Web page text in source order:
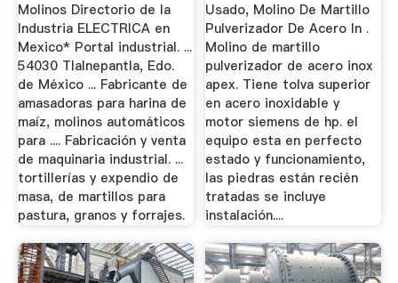
Molinos Directorio de la
Industria ELECTRICA en
Mexico* Portal industrial. ...
54030 Tlalnepantla, Edo.
de México ... Fabricante de
amasadoras para harina de
maíz, molinos automáticos
para .... Fabricación y venta
de maquinaria industrial. ...
tortillerías y expendio de
masa, de martillos para
pastura, granos y forrajes.
Usado, Molino De Martillo
Pulverizador De Acero In .
Molino de martillo
pulverizador de acero inox
apex. Tiene tolva superior
en acero inoxidable y
motor siemens de hp. el
equipo esta en perfecto
estado y funcionamiento,
las piedras están recién
tratadas se incluye
instalación....